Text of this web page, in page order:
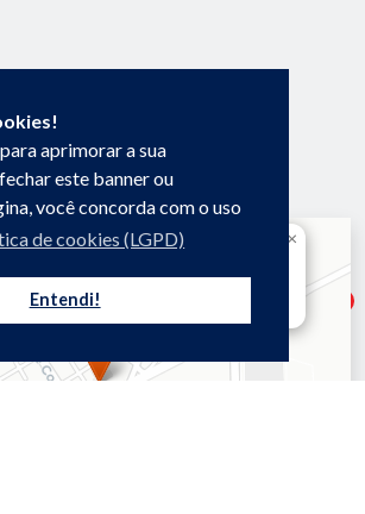
aprimorar a sua
este banner ou
você concorda com o uso
de cookies (LGPD)
Entendi!
localizados:
N - Km 356 - Res. Helio
- MA, 65600-000
×